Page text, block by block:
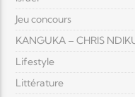
Jeu concours
KANGUKA – CHRIS
Lifestyle
Littérature